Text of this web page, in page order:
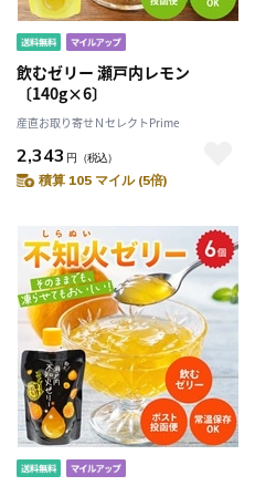
飲むゼリー 瀬戸内レモン
〔140g×6〕
産直お取り寄せＮセレクトPrime
2,343 円 （税込）
積算 105 マイル (5倍)